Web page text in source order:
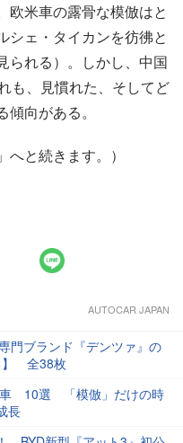
欧米車の露骨な模倣はと
シェ・タイカンを彷彿と
られる）。しかし、中国
も、見慣れた、そしてど
向がある。
へと続きます。）
AUTOCAR JAPAN
門ブランド『デンツァ』の
】 全38枚
10選 「模倣」だけの時
長